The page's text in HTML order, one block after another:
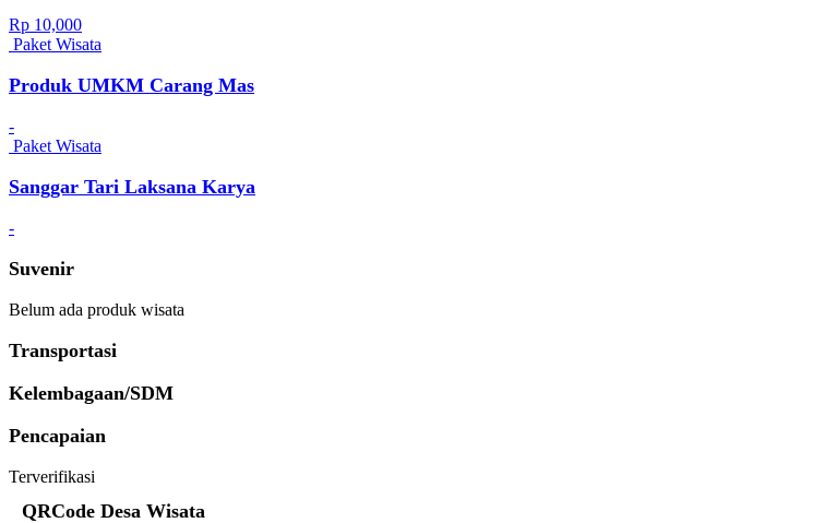
Rp 10,000
Paket Wisata
Produk UMKM Carang Mas
-
Paket Wisata
Sanggar Tari Laksana Karya
-
Suvenir
Belum ada produk wisata
Transportasi
Kelembagaan/SDM
Pencapaian
Terverifikasi
QRCode Desa Wisata